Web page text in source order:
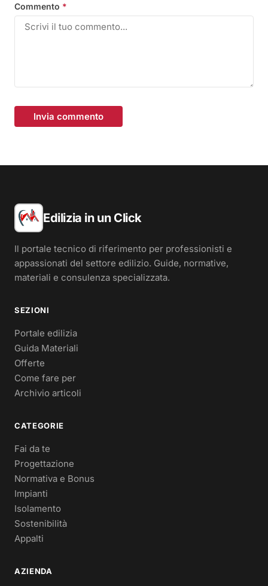
Commento *
Invia commento
Edilizia in un Click
Il portale tecnico di riferimento per professionisti e
appassionati del settore edilizio. Guide, normative,
materiali e consulenza specializzata.
SEZIONI
Portale edilizia
Guida Materiali
Offerte
Come fare per
Archivio articoli
CATEGORIE
Fai da te
Progettazione
Normativa e Bonus
Impianti
Isolamento
Sostenibilità
Appalti
AZIENDA